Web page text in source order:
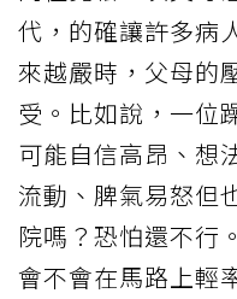
代，的確讓許多病
來越嚴時，父母的
受。比如說，一位
可能自信高昂、想
流動、脾氣易怒但
院嗎？恐怕還不行
會不會在馬路上輕